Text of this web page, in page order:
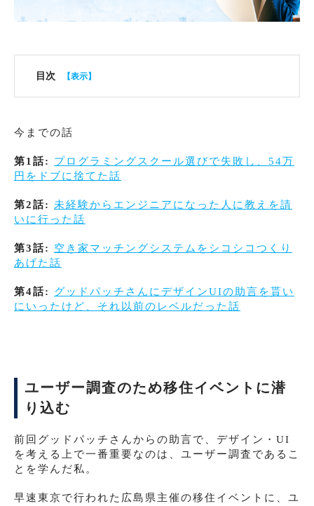
目次
今までの話
第1話:
プログラミングスクール選びで失敗し、54万
円をドブに捨てた話
第2話: 未経験からエンジニアになった人に教えを請
いに行った話
第3話:
空き家マッチングシステムをシコシコつくり
あげた話
第4話:
グッドパッチさんにデザインUIの助言を貰い
にいったけど、それ以前のレベルだった話
ユーザー調査のため移住イベントに潜
り込む
前回グッドパッチさんからの助言で、デザイン・UI
を考える上で一番重要なのは、ユーザー調査であるこ
とを学んだ私。
早速東京で行われた広島県主催の移住イベントに、ユ